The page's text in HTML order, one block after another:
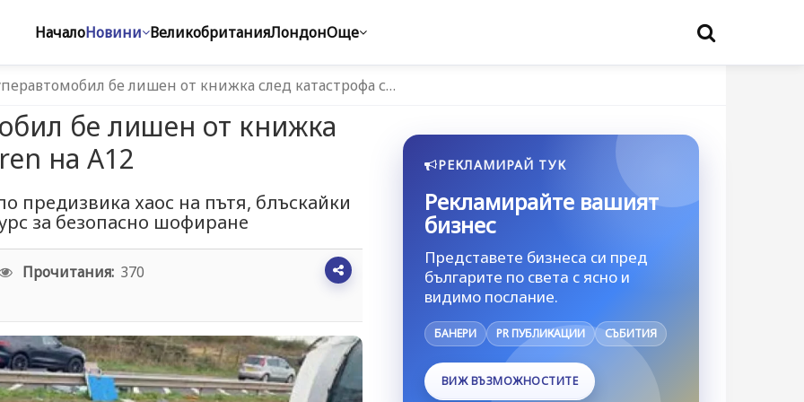
НачалоНовини ВеликобританияЛондонОще
бе лишен от книжка след катастрофа с…
бе лишен от книжка
на A12
предизвика хаос на пътя, блъскайки
за безопасно шофиране
Прочитания: 370
РЕКЛАМИРАЙ ТУК
Рекламирайте вашият
бизнес
Представете бизнеса си пред
българите по света с ясно и
видимо послание.
БАНЕРИ PR ПУБЛИКАЦИИ СЪБИТИЯ
ВИЖ ВЪЗМОЖНОСТИТЕ